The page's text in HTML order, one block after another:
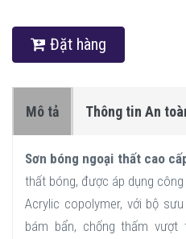
Đặt hàng
Mô tả Thông tin An
Sơn bóng ngoại thất cao
thất bóng, được áp dụng
Acrylic copolymer, với bộ
bám bẩn, chống thấm vượt